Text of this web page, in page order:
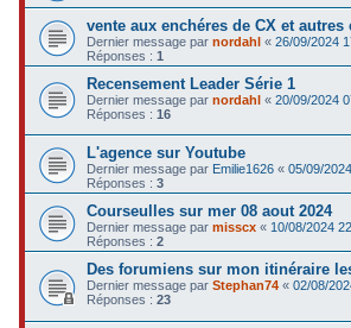
vente aux enchéres de CX et autres
Dernier message parnordahl «26/09/2024
Réponses :1
Recensement Leader Série 1
Dernier message parnordahl «20/09/2024
Réponses :16
L'agence sur Youtube
Dernier message par Emilie1626 «05/09/
Réponses :3
Courseulles sur mer 08 aout 2024
Dernier message parmisscx « 10/08/2024
Réponses :2
Des forumiens sur mon itinéraire
Dernier message parStephan74 «02/08/
Réponses :23